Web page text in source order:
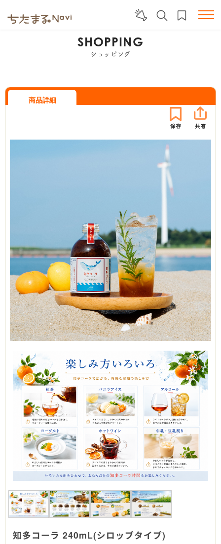
SHOPPING
ショッピング
商品詳細
知多コーラ 240mL(シロップタイプ)